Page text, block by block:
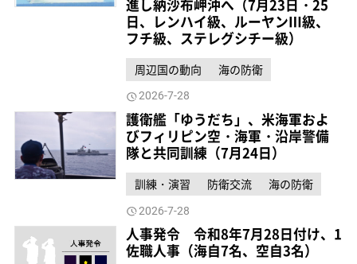
進し納沙布岬沖へ（7月23日・25
日、レンハイ級、ルーヤンⅢ級、
フチ級、ステレグシチー級）
周辺国の動向 海の防衛
2026-7-28
護衛艦「ゆうだち」、米海軍およ
びフィリピン空・海軍・沿岸警備
隊と共同訓練（7月24日）
訓練・演習 防衛交流 海の防衛
2026-7-28
人事発令 令和8年7月28日付け、1
佐職人事（海自7名、空自3名）